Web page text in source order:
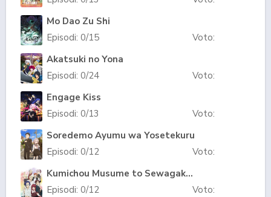
Mo Dao Zu Shi
Voto:
Episodi: 0/15
Akatsuki no Yona
Voto:
Episodi: 0/24
Engage Kiss
Voto:
Episodi: 0/13
Soredemo Ayumu wa Yosetekuru
Voto:
Episodi: 0/12
Kumichou Musume to Sewagakari
Voto:
Episodi: 0/12